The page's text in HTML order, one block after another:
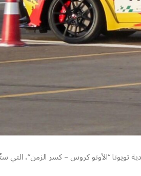
تويوتا “الأوتو كروس – كسر الزمن”، التي